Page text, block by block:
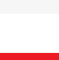
viên Lê Thị